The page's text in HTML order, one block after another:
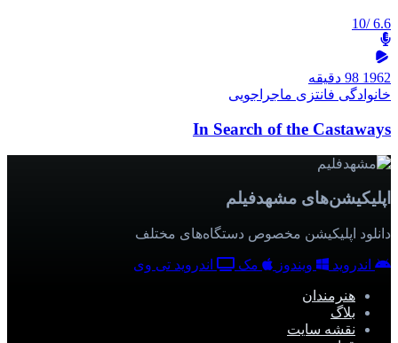
6.6
/10
1962 98 دقیقه
خانوادگی فانتزی ماجراجویی
In Search of the Castaways
اپلیکیشن‌های مشهدفیلم
دانلود اپلیکیشن مخصوص دستگاه‌های مختلف
اندروید ویندوز مک اندروید تی وی
هنرمندان
بلاگ
نقشه سایت